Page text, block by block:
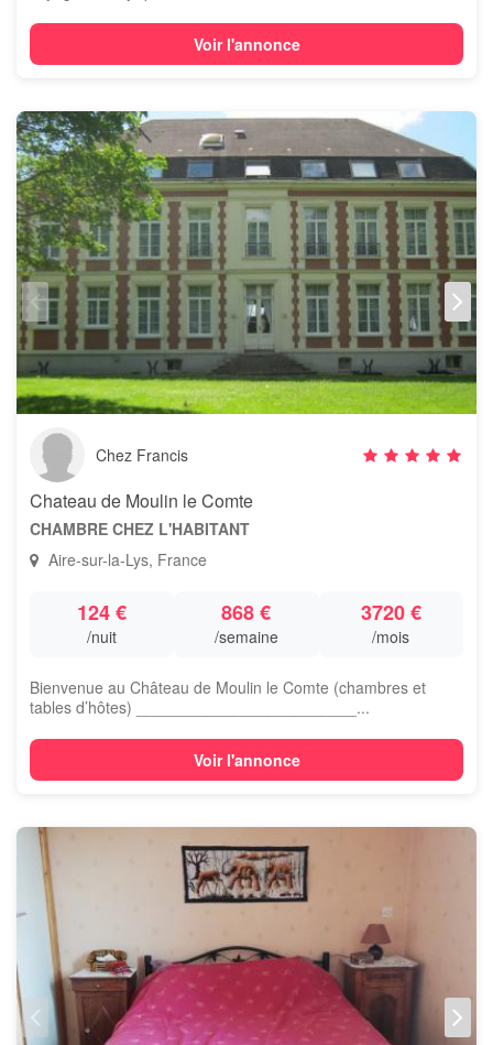
Voir l'annonce
Chez Francis
Chateau de Moulin le Comte
CHAMBRE CHEZ L'HABITANT
Aire-sur-la-Lys, France
124 €
/nuit
868 €
/semaine
3720 €
/mois
Bienvenue au Château de Moulin le Comte (chambres et
tables d’hôtes) _________________________...
Voir l'annonce